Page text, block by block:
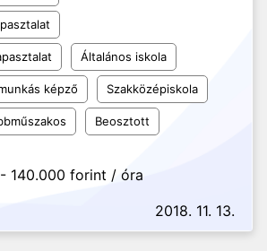
Általános iskola
képző Szakközépiskola
Beosztott
140.000 forint / óra
2018. 11. 13.